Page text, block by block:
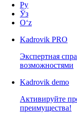
Ру
Ўз
Oʻz
Kadrovik PRO
Экспертная
возможностями
Kadrovik demo
Активируйте
преимущества!